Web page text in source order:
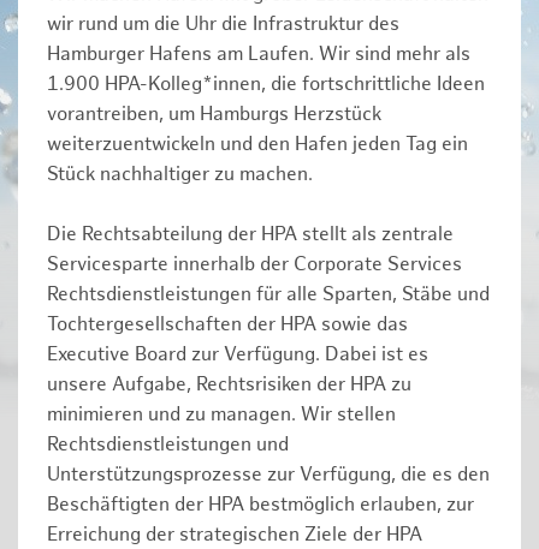
wir rund um die Uhr die Infrastruktur des
Hamburger Hafens am Laufen. Wir sind mehr als
1.900 HPA-Kolleg*innen, die fortschrittliche Ideen
vorantreiben, um Hamburgs Herzstück
weiterzuentwickeln und den Hafen jeden Tag ein
Stück nachhaltiger zu machen.
Die Rechtsabteilung der HPA stellt als zentrale
Servicesparte innerhalb der Corporate Services
Rechtsdienstleistungen für alle Sparten, Stäbe und
Tochtergesellschaften der HPA sowie das
Executive Board zur Verfügung. Dabei ist es
unsere Aufgabe, Rechtsrisiken der HPA zu
minimieren und zu managen. Wir stellen
Rechtsdienstleistungen und
Unterstützungsprozesse zur Verfügung, die es den
Beschäftigten der HPA bestmöglich erlauben, zur
Erreichung der strategischen Ziele der HPA